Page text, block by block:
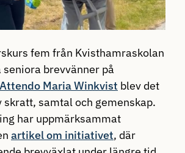
fem från Kvisthamraskolan
brevvänner på
Attendo Maria Winkvist blev det
skratt, samtal och gemenskap.
har uppmärksammat
artikel om initiativet, där